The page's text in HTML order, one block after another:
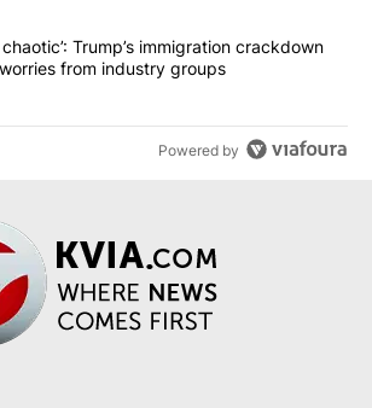
"‘It’s been chaotic’: Trump’s
chaotic’: Trump’s immigration crackdown
from industry groups
Powered by